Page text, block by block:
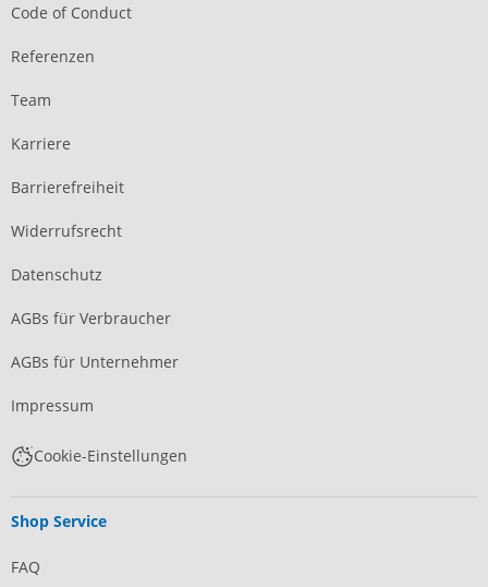
Code of Conduct
Referenzen
Team
Karriere
Barrierefreiheit
Widerrufsrecht
Datenschutz
AGBs für Verbraucher
AGBs für Unternehmer
Impressum
Cookie-Einstellungen
Shop Service
FAQ